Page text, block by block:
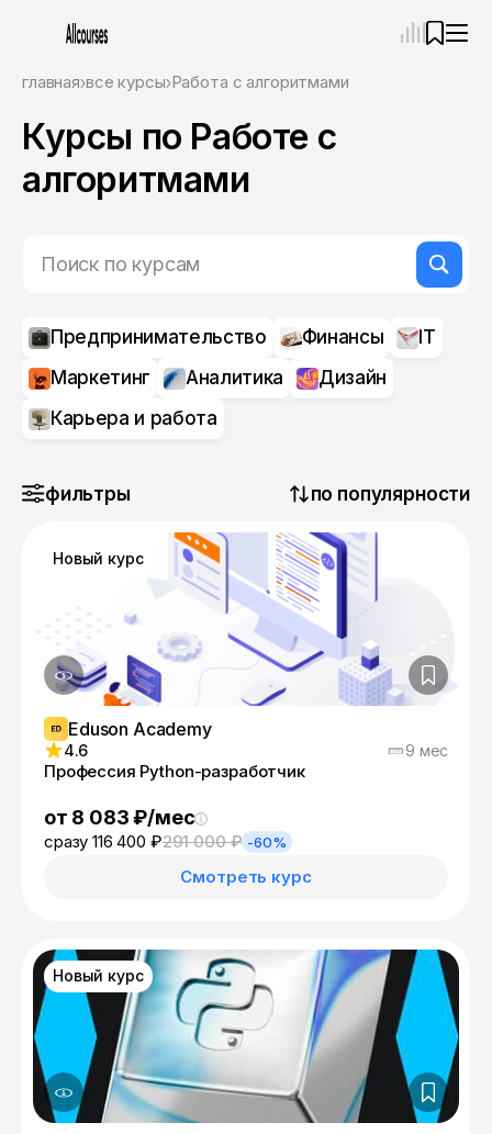
главная все курсы Работа с алгоритмами
Курсы по Работе с
алгоритмами
Предпринимательство Финансы
IT
Маркетинг
Аналитика
Дизайн
Карьера и работа
фильтры по популярности
Новый курс
Eduson Academy
4.6 9 мес
Профессия Python-разработчик
от 8 083 ₽/мес
сразу 116 400 ₽291 000 ₽ -60%
Смотреть курс
Новый курс
Ассистент 06.08.26, 17:28
Привет! Я Ваш карьерный навигатор. Подберу
курсы, которые соответствует именно вашим
целям.
Приступим?